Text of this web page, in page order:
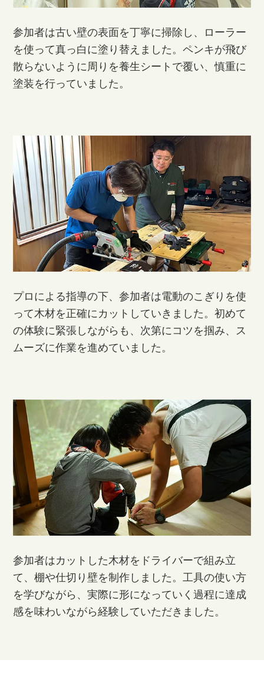
参加者は古い壁の表面を丁寧に掃除し、ローラー
を使って真っ白に塗り替えました。ペンキが飛び
散らないように周りを養生シートで覆い、慎重に
塗装を行っていました。
プロによる指導の下、参加者は電動のこぎりを使
って木材を正確にカットしていきました。初めて
の体験に緊張しながらも、次第にコツを掴み、ス
ムーズに作業を進めていました。
参加者はカットした木材をドライバーで組み立
て、棚や仕切り壁を制作しました。工具の使い方
を学びながら、実際に形になっていく過程に達成
感を味わいながら経験していただきました。